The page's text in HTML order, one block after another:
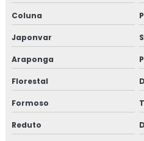
Coluna
Japonvar
Araponga
Florestal
Formoso
Reduto